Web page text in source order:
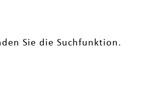
Sie die Suchfunktion.